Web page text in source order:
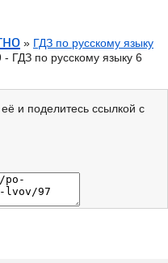
» ГДЗ по русскому языку
ГДЗ по русскому языку 6
и поделитесь ссылкой с